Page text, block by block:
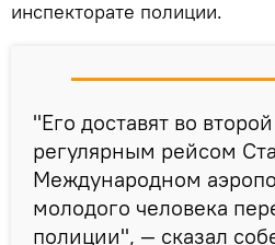
инспекторате полиции.
"Его доставят во
регулярным рейсом
Международном
молодого человека
полиции", — сказал